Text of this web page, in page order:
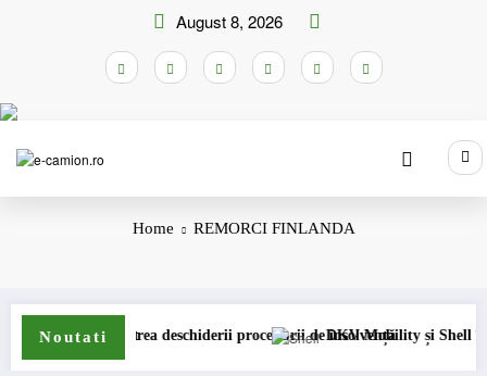
August 8, 2026
Home REMORCI FINLANDA
Noutati
permanentcererea deschiderii procedurii de insolvențăDKV Mobility și Shell își